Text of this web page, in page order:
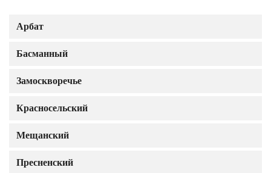
Арбат
Басманный
Замоскворечье
Красносельский
Мещанский
Пресненский